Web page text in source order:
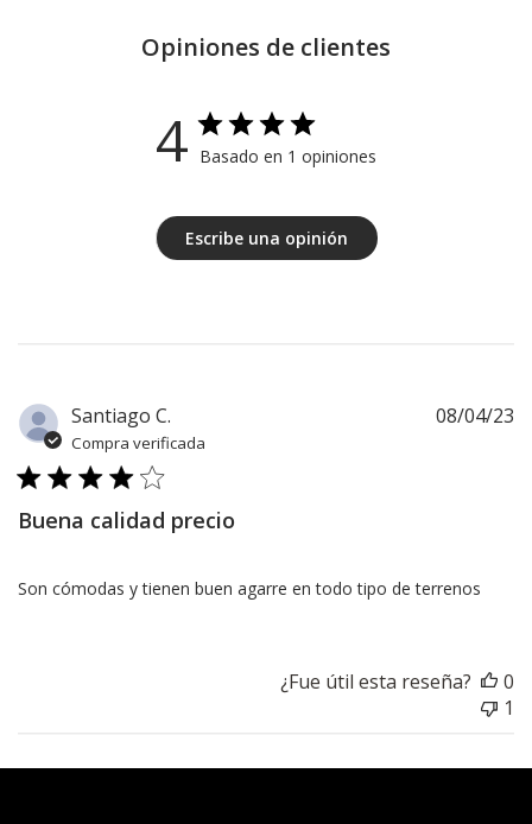
Opiniones de clientes
4 Basado en 1 opiniones
Escribe una opinión
Santiago C.
Compra verificada
Buena calidad precio
Son cómodas y tienen buen agarre en todo tipo de terrenos
08/04/23
¿Fue útil esta reseña?
0
1